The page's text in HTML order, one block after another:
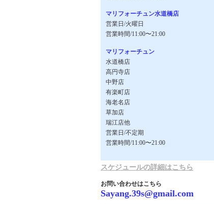
マリフォーチュン水道橋店
営業日/火曜日
営業時間/11:00〜21:00
マリフォーチュン
水道橋店
高円寺店
中野店
有楽町店
海老名店
草加店
瑞江店他
営業日/不定期
営業時間/11:00〜21:00
スケジュールの詳細はこちら
お問い合わせはこちら
Sayang.39s@gmail.com